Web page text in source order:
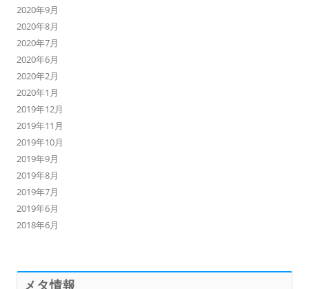
2020年9月
2020年8月
2020年7月
2020年6月
2020年2月
2020年1月
2019年12月
2019年11月
2019年10月
2019年9月
2019年8月
2019年7月
2019年6月
2018年6月
メタ情報